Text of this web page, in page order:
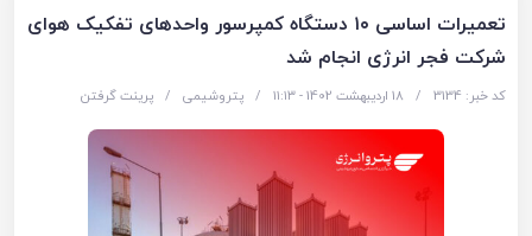
تعمیرات اساسی ۱۰ دستگاه کمپرسور واحدهای تفکیک هوای
شرکت فجر انرژی انجام شد
کد خبر: 3134 / 18 اردیبهشت 1402 - ۱۱:۱۳ / پتروشیمی / پرینت گرفتن